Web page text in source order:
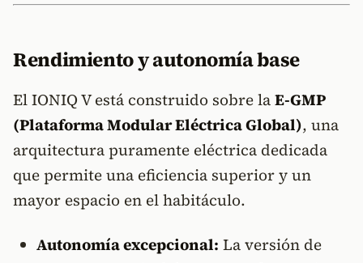
Rendimiento y autonomía base
El IONIQ V está construido sobre laE-GMP
(Plataforma Modular Eléctrica Global), una
arquitectura puramente eléctrica dedicada
que permite una eficiencia superior y un
mayor espacio en el habitáculo.
Autonomía excepcional: La versión de